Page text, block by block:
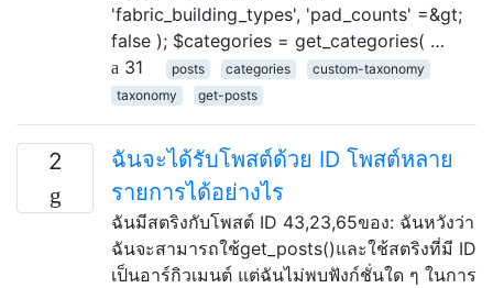
'fabric_building_types', 'pad_counts' =&gt;
false ); $categories = get_categories( …
31
posts categories
custom-taxonomy
taxonomy
get-posts
2
ฉันจะได้รับโพสต์ด้วย ID โพสต์หลาย
รายการได้อย่างไร
ฉันมีสตริงกับโพสต์ ID 43,23,65ของ: ฉันหวังว่า
ฉันจะสามารถใช้get_posts()และใช้สตริงที่มี ID
เป็นอาร์กิวเมนต์ แต่ฉันไม่พบฟังก์ชั่นใด ๆ ในการ